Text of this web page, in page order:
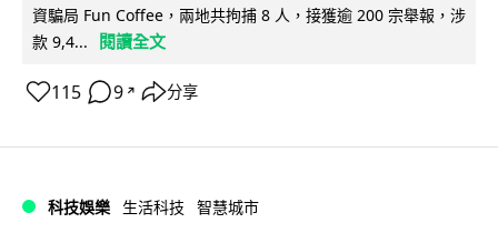
資騙局 Fun Coffee，兩地共拘捕 8 人，接獲逾 200 宗舉報，涉
款 9,4...
閱讀全文
115 9 ↗ 分享
科技娛樂 生活科技 智慧城市